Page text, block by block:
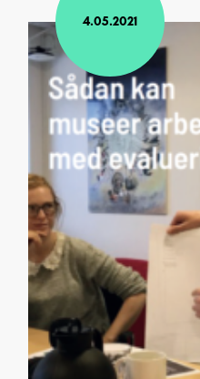
4.05.2021